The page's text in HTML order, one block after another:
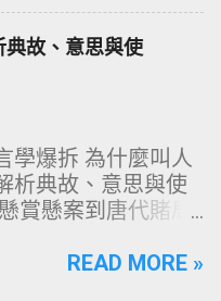
須釐清牙齒的硬組
外層是由高度鈣化
牙釉質） ，而包裹
稱牙本質） 。 💡 生
康自然的牙齒本來
琺瑯質越半透明，
因磨損變薄、或是
思維考題：你是否
卻依然半天就出
，並不是洗髮精買
頭剛淋濕頭髮，下
髮精直接抹在頭皮
手觸發了一連串破
析，為你解構正確
故、意思與使
學爆拆 為什麼叫人
析典故、意思與使
賞懸案到唐代賭局
解歷史真相、心理
READ MORE »